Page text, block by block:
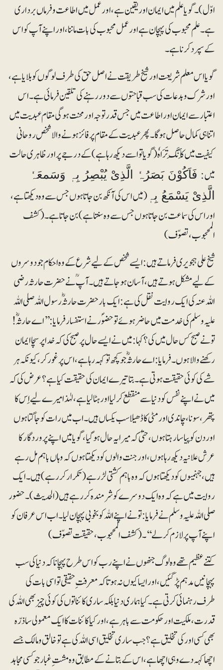
اوّل)۔ گویا علم میں ایمان اور یقین ہے، اور عمل میں اطاعت وفرماں برداری
ہے۔ علم محبوب کی پہچان ہے اور عمل محبوب کی بات ماننا، اور اپنے آپ کو اس
کے سپرد کرنا ہے۔
گویا اس معلم شریعت اور شیخ طریقت نے اصل حق کی طرف لوگوں کو بلایا ہے،
اور شرک وبدعات کی سب قباحتوں سے دور رہنے کی تلقین فرمائی ہے۔ اس
اعتبار سے ایمان اور اطاعت میں جس قدر توجہ اور محنت ہوگی مقام عبدیت میں
اتنا ہی کمال حاصل ہوگا۔ پھر عبدیت کے مقام پر فائز ہونے والا شخص روحانی
کیفیت میں کَأنَّکَ تَرَاہٗ (گویا تو اسے دیکھ رہا ہے) کے درجے پر اور ظاہری حالت
میں:فَاَکُوْنَ بَصَرُہٗ الَّذِیْ یُبْصِرُ بِہٖ وَسَمعَہٗ
الَّذِیْ یَسْمَعُ بِہٖ (میں اس کی آنکھ بن جاتا ہوں جس سے وہ دیکھتا ہے،
اور اس کی سماعت بن جاتا ہوں جس سے وہ سنتا ہے) بن جاتا ہے۔ (کشف
المحجوب، تصوّف)
شیخ علی ہجویری فرماتے ہیں: ایسے شخص کے لیے شرع کے وہ احکام جو دوسروں
کے لیے مشکل ہوتے ہیں، آسان ہوجاتے ہیں۔ آپؒ نے حضرت حارثہ رضی
اللہ عنہ کی ایک روایت نقل کی ہے: ایک بار حضرت حارثہؓ رسول اللہ صلی اللہ
علیہ وسلم کی خدمت میں حاضر ہوئے تو حضوؐر نے استفسار فرمایا: ’’اے حارثہ ؓ!
تونے صبح کس حال میں کی؟ کہا: میں نے ایسے حال پر صبح کی کہ خدا پر سچا ایمان
رکھنے والا ہوں۔ فرمایا: اے حارثہؓ جو کچھ تو کہہ رہا ہے، اس پر غور کر، کیونکہ ہر
شے کی کوئی حقیقت ہوتی ہے۔ بتا تیرے ایمان کی حقیقت کیا ہے؟ عرض کی کہ
میں نے اپنے نفس کو دنیا سے منقطع کرلیا اور ہٹا لیا ہے، لہٰذا میرے لیے اِس کا
پتھر، سونا، چاندی اور مٹی کا ڈھیلا سب یکساں ہیں۔ اب میں رات کو جاگتا ہوں
اور دن کو پیاسا رہتا ہوں، حتیٰ کہ میرا یہ حال ہوگیا، گویا میں اپنے پروردگار کا
عرش علانیہ دیکھ رہا ہوں، اور جنت والوں کو دیکھتا ہوں کہ وہاں باہم مل رہے
ہیں، جہنمیوں کو دیکھتا ہوں کہ وہ باہم کشتی لڑ رہے (تکرار کر رہے ) ہیں۔ ایک
روایت میں ہے کہ وہ ایک دوسرے کو شرمندہ کررہے ہیں (الحدیث)۔ حضور
صلی اللہ علیہ وسلم نے فرمایا : تو نے اپنے اللہ کو بخوبی پہچان لیا۔ اب اس عرفان کو
اپنے آپ پر لازم کرلے‘‘۔ (کشف المحجوب، حقیقت تصوّف)
کتنے عظیم تھے وہ لوگ جنھوں نے اپنے رب کو اس طرح پہچانا کہ دنیا کی سب
پہچانیں مدہم پڑگئیں، اور ایسا کیوں نہ ہوتا کہ معرفت ِ حقیقی تو اسی بات کی
طرف رہنمائی کرتی ہے۔ کیا ہماری دنیا بلکہ ساری کائناتوں کی کوئی چیز بھی اللہ کی
قدرت، ملکیت اور حکومت سے باہر ہے، اور کیا کائنات کا ایک معمولی سا ذرّہ
بھی کسی اور کی تخلیق ہے؟ جب ساری تخلیق اسی اللہ کی ہے تو خالق و مالک جسے
اچھا کہہ دے وہی اچھا ہے، اس کے بتانے کے مطابق وہ مشتِ غبار جو کسی مجاہد